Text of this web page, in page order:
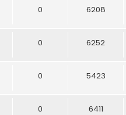
0 6208
0 6252
0 5423
0 6411